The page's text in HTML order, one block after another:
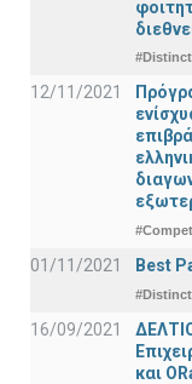
12/11/2021
01/11/2021 Best
16/09/2021
και